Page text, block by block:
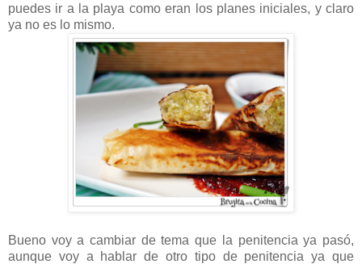
puedes ir a la playa como eran los planes iniciales, y claro
ya no es lo mismo.
Bueno voy a cambiar de tema que la penitencia ya pasó,
aunque voy a hablar de otro tipo de penitencia ya que